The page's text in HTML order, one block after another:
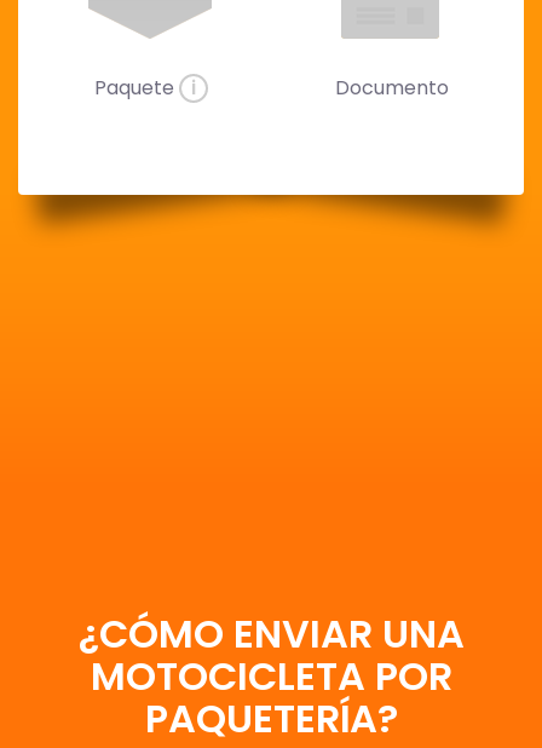
Paquete i Documento
¿CÓMO ENVIAR UNA
MOTOCICLETA POR
PAQUETERÍA?